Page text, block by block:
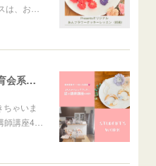
は、お…
（レポ）見た目に反して、体育会系な回（笑）
ゃいま
師講座4…